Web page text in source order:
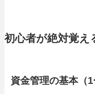
初心者が絶対覚え
資金管理の基本（1